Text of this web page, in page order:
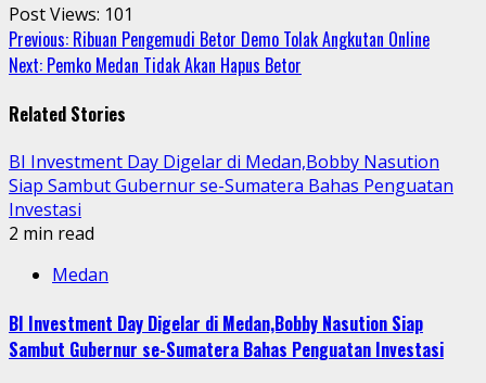
Post Views: 101
Continue
Reading
Previous: Ribuan Pengemudi Betor Demo Tolak Angkutan Online
Next: Pemko Medan Tidak Akan Hapus Betor
Related Stories
BI Investment Day Digelar di Medan,Bobby Nasution
Siap Sambut Gubernur se-Sumatera Bahas Penguatan
Investasi
2 min read
Medan
BI Investment Day Digelar di Medan,Bobby Nasution Siap
Sambut Gubernur se-Sumatera Bahas Penguatan Investasi